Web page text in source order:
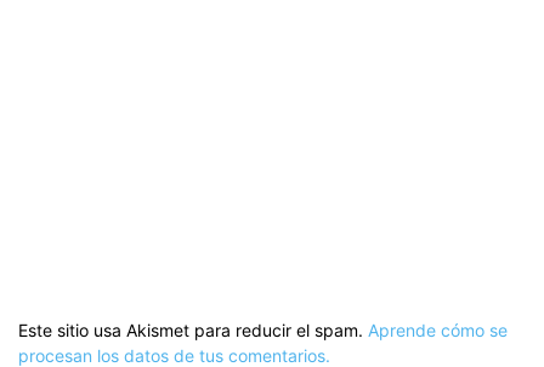
Este sitio usa Akismet para reducir el spam. Aprende cómo se
procesan los datos de tus comentarios.